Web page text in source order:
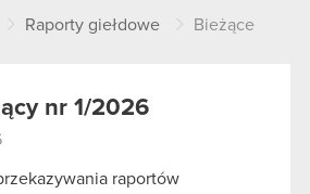
Raporty giełdowe Bieżące
nr 1/2026
raportów